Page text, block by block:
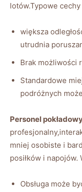
⁣lotów.Typowe cechy​
większa
‌utrudnia
Brak możliwości
Standardowe
podróżnych
Personel
mniej osobiste i
posiłków i ⁣napojów.
Obsługa⁣ może